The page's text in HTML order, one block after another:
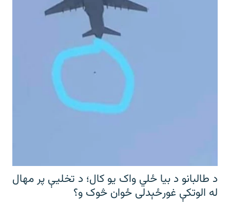
د طالبانو د بیا ځلي واک یو کال؛ د تخلیې پر مهال
له الوتکې غورځېدلی ځوان څوک و؟